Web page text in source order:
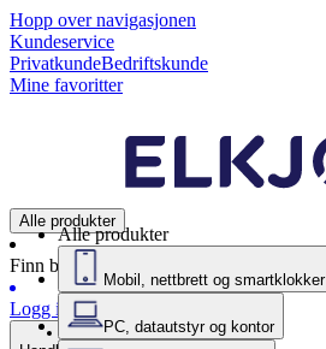
Hopp over navigasjonen
Kundeservice
PrivatkundeBedriftskunde
Mine favoritter
Alle produkter
Finn butikk
Logg inn
Alle produkter
Mobil, nettbrett og smartklokker
PC, datautstyr og kontor